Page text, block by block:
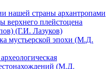
нашей страны архантропами
верхнего плейстоцена
(Г.И. Лазуков)
мустьерской эпохи (М.Д.
(М.Д.